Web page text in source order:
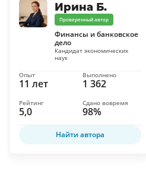
Ирина Б.
Проверенный автор
Финансы и банковское
дело
Кандидат экономических
наук
11 лет
Опыт
1 362
Выполнено
5,0
Рейтинг
98%
Сдано вовремя
Найти автора